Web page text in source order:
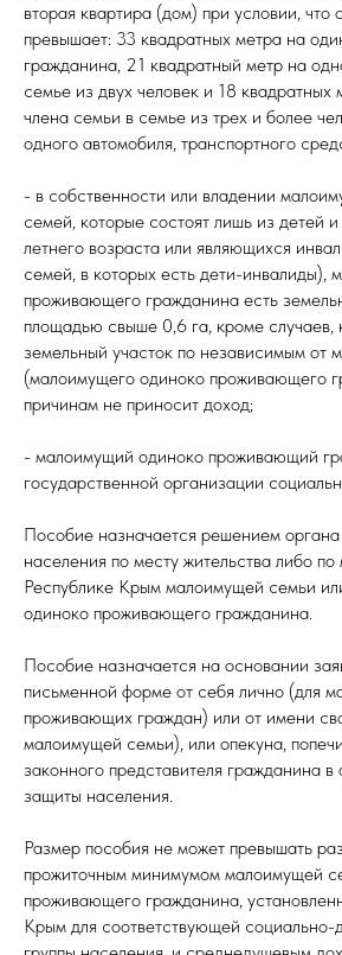
вторая квартира (дом) при условии,
превышает: 33 квадратных метра на
гражданина, 21 квадратный метр на
семье из двух человек и 18 квадратных
члена семьи в семье из трех и более
одного автомобиля, транспортного
- в собственности или владении
семей, которые состоят лишь из детей
летнего возраста или являющихся
семей, в которых есть дети-инвалиды),
проживающего гражданина есть
площадью свыше 0,6 га, кроме случаев,
земельный участок по независимым от
(малоимущего одиноко проживающего
причинам не приносит доход;
- малоимущий одиноко проживающий
государственной организации
Пособие назначается решением
населения по месту жительства либо
Республике Крым малоимущей семьи
одиноко проживающего гражданина.
Пособие назначается на основании
письменной форме от себя лично (для
проживающих граждан) или от имени
малоимущей семьи), или опекуна,
законного представителя гражданина
защиты населения.
Размер пособия не может превышать
прожиточным минимумом малоимущей
проживающего гражданина,
Крым для соответствующей социально-